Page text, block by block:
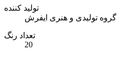
تولید کننده
گروه تولیدی و هنری ایفرش
تعداد رنگ
20